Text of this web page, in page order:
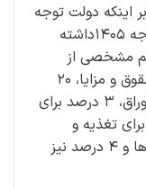
اینکه دولت توجه
ویژه‌ای به عدالت، ثبات و توسعه در بودجه ۱۴۰۵داشته
مشخصی از
هزینه‌ها است؛ حدود ۳۰ درصد صرف حقوق و مزایا، ۲۰
درصد صرف بازنشستگان و بازپرداخت اوراق، ۳ درصد برای
اجتماعی، ۴ درصد برای تغذیه و
بهداشت، ۶ درصد برای هدفمندی یارانه‌ها و ۴ درصد نیز